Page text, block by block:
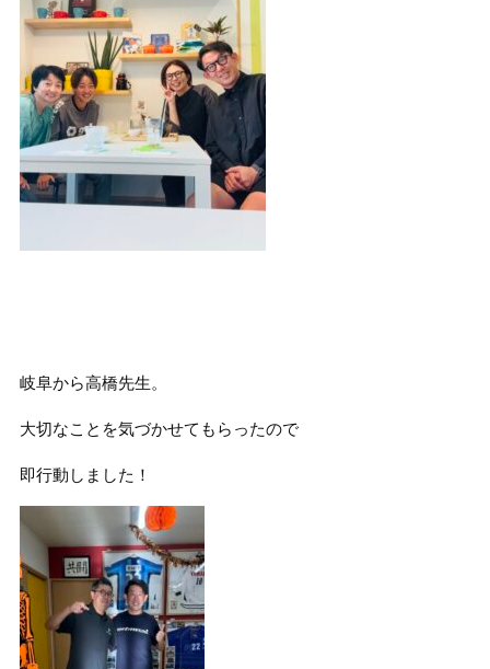
岐阜から高橋先生。
大切なことを気づかせてもらったので
即行動しました！